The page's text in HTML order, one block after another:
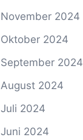
November 2024
Oktober 2024
September 2024
August 2024
Juli 2024
Juni 2024